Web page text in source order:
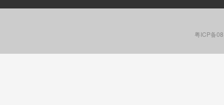
粤ICP备